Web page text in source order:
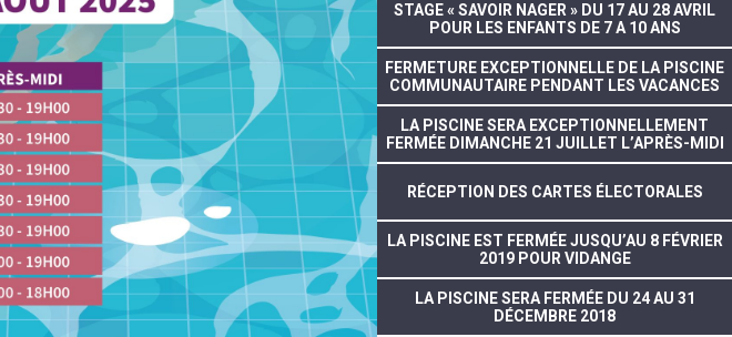
STAGE « SAVOIR NAGER » DU 17 AU 28 AVRIL
POUR LES ENFANTS DE 7 A 10 ANS
FERMETURE EXCEPTIONNELLE DE LA PISCINE
COMMUNAUTAIRE PENDANT LES VACANCES
LA PISCINE SERA EXCEPTIONNELLEMENT
FERMÉE DIMANCHE 21 JUILLET L’APRÈS-MIDI
RÉCEPTION DES CARTES ÉLECTORALES
LA PISCINE EST FERMÉE JUSQU’AU 8 FÉVRIER
2019 POUR VIDANGE
LA PISCINE SERA FERMÉE DU 24 AU 31
DÉCEMBRE 2018